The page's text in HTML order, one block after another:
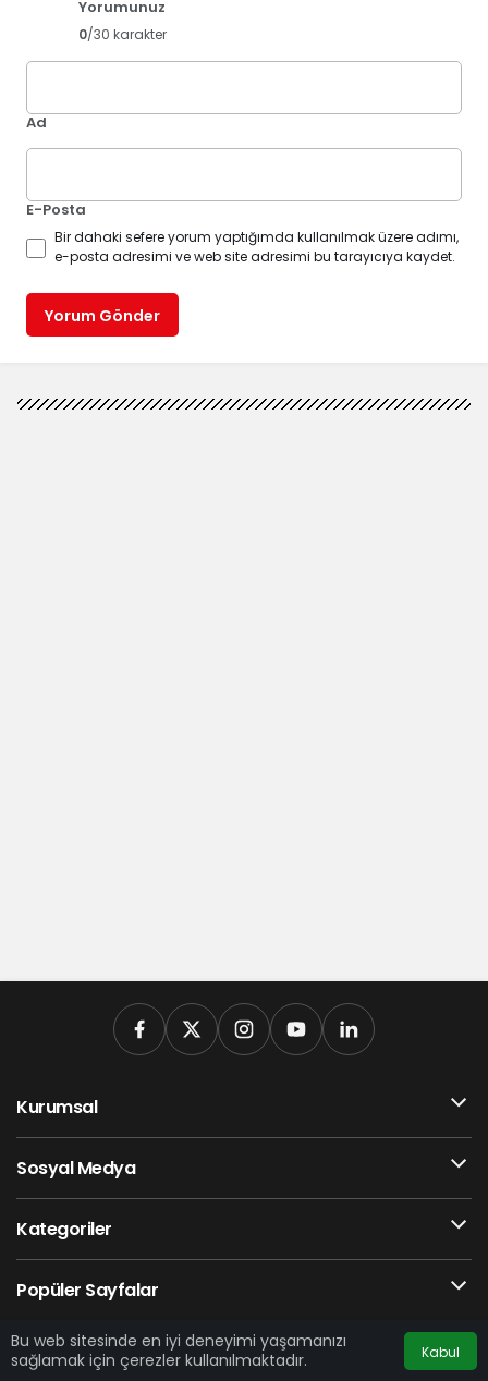
Yorumunuz
0/30 karakter
Ad
E-Posta
Bir dahaki sefere yorum yaptığımda kullanılmak üzere adımı,
e-posta adresimi ve web site adresimi bu tarayıcıya kaydet.
Yorum Gönder
Bu web sitesinde en iyi deneyimi yaşamanızı
sağlamak için çerezler kullanılmaktadır.
Kabul
Kurumsal
Sosyal Medya
Kategoriler
Popüler Sayfalar
Hakkımızda Künye Gizlilik Politikası